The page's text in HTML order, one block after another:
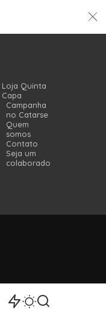
Loja Quinta
Capa
Campanha
no Catarse
Quem
somos
Contato
Seja um
colaborador